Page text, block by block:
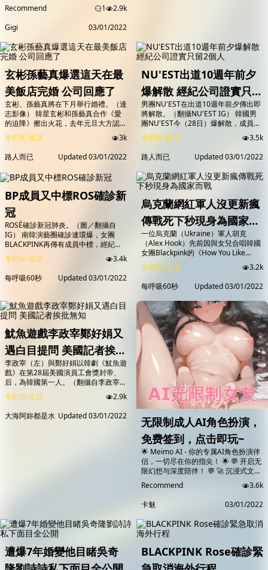
Recommend
1
2.9k
Gigi
03/01/2022
玄彬孫藝真爆選這天在最
美飯店完婚 公司回應了
玄彬、孫藝真將在下月舉行婚禮。（達
志影像） 韓星玄彬和孫藝真合作《愛
的迫降》擦出火花，去年元旦大方認愛
後，本月宣布與玄彬結婚喜訊，將在下
月於首爾舉行非公開婚禮，但沒公開確
切日期，而今（28日）韓媒報導，小
倆口會在3月30日舉行婚禮，對此，經
紀公司也回應了。 據韓媒《JTBC》報
導，玄彬、孫藝真將於3月30日，在首
爾的格蘭德華克山莊（WALKER
HILL）舉行戶外婚禮，由於是非公開
形式...
专栏区-生活
3k
路人而已
Updated03/01/2022
NU'EST出道10週年前夕
爆解散 經紀公司證實只留
2個人
男團NU'EST在出道10週年前夕傳出即
將解散。（翻攝NU'EST IG） 韓國男
團NU'EST今（28日）爆解散，成員與
經紀公司Pledis娛樂的合約將於3月14
日到期，僅黃旼炫、白虎2位留下，隊
長JR、REN與ARON不予續約，Pledis
娛樂已發表聲明確認，3月將發行的新
專輯是成員們以Pledis藝人所進行的最
後官方活動，由於即將迎接NU'EST出
道10週年，今傳出解散新聞讓許多粉...
专栏区-生活
3.5k
路人而已
Updated03/01/2022
BP成員又中標ROS確診新
冠
ROSÉ確診新冠肺炎。（圖／翻攝自
IG） 南韓演藝圈確診連環爆，女團
BLACKPINK再傳有成員中標，經紀公
司YG宣布ROSÉ確診新冠肺炎，是在要
出國前接受檢驗時驗出陽性，因此取消
了出國行程。這也是繼Lisa之後，
BLACKPINK再有成員確診。除了ROSÉ
的判定。 YG表示，成員們都已經完成
了疫苗接種，確診的ROSÉ目前也沒有
什麼特別症狀。YG聲明表...
专栏区-生活
3.4k
每呼吸60秒
Updated03/01/2022
烏克蘭網紅軍人沒更新瘋
傳戰死下秒現身為國家而
戰
一位烏克蘭（Ukraine）軍人胡克
（Alex Hook）先前因與女兒合唱韓國
女團Blackpink的《How You Like
That》，意外在網路上暴紅，吸引許
多粉絲追蹤，自從烏俄開戰後，胡克已
多天沒有更新影片，讓許多粉絲擔心他
是否遭遇不測。28日，胡克終於上傳
了新影片，並更新自己的近況。 烏克
蘭軍人胡克在抖音上擁有超過270萬名
粉絲追蹤。（圖／翻攝自TikTok＠
alexhoo...
专栏区-生活
3.2k
每呼吸60秒
Updated03/01/2022
魷魚遊戲李政宰鄭好娟又
遇白目提問 美國記者挨批
無知
李政宰（左）與鄭好娟以韓劇《魷魚遊
戲》在第28屆美國演員工會獎封帝、
后，為韓國第一人。（翻攝自李政宰
Instagram） 韓劇《魷魚遊戲》紅遍
全球，演員李政宰、鄭好娟妍更在昨天
（2/28）第28屆美國演員工會獎
（Screen Actors Guild Awards，簡稱
专栏区-生活
2.9k
大海阿妳都是水 Updated03/01/2022
无限制成人AI角色扮演，
免费签到，点击即玩~
🌟 Meimo AI - 你的专属AI角色扮演伴
侣，一切尽在你的指尖！ 🌟 💬 开启无
限幻想与深度陪伴！ 💬 🚀 沉浸式文字
角色扮演，让你的想象力尽情飞驰！
🔥 丰富的AI角色，满足每一个幻想！
不论是甜蜜恋爱、暗黑欲望、奇幻冒
险，还是深度情感交织 🔥点击开始游
戏即可解锁全部角色任意游玩🔥
Recommend
3.6k
卡魅
03/01/2022
遭爆7年婚變他目睹吳奇
BLACKPINK Rose確診緊